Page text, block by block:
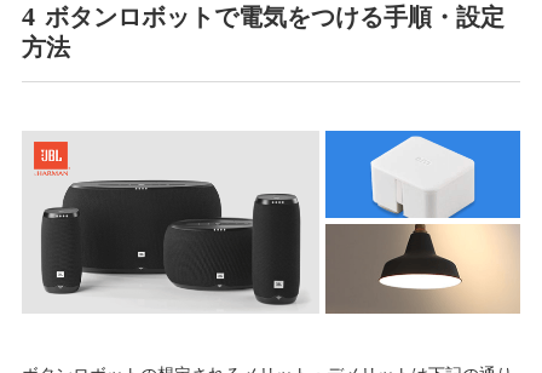
4 ボタンロボットで電気をつける手順・設定
方法